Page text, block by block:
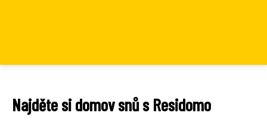
Najděte si domov snů s Residomo